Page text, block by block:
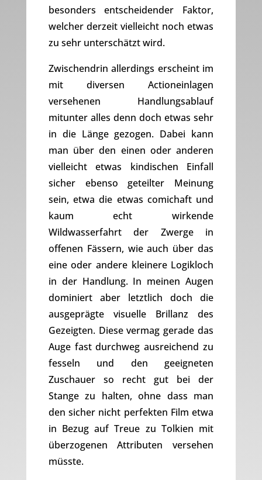
besonders entscheidender Faktor,
welcher derzeit vielleicht noch etwas
zu sehr unterschätzt wird.
Zwischendrin allerdings erscheint im
mit diversen Actioneinlagen
versehenen Handlungsablauf
mitunter alles denn doch etwas sehr
in die Länge gezogen. Dabei kann
man über den einen oder anderen
vielleicht etwas kindischen Einfall
sicher ebenso geteilter Meinung
sein, etwa die etwas comichaft und
kaum echt wirkende
Wildwasserfahrt der Zwerge in
offenen Fässern, wie auch über das
eine oder andere kleinere Logikloch
in der Handlung. In meinen Augen
dominiert aber letztlich doch die
ausgeprägte visuelle Brillanz des
Gezeigten. Diese vermag gerade das
Auge fast durchweg ausreichend zu
fesseln und den geeigneten
Zuschauer so recht gut bei der
Stange zu halten, ohne dass man
den sicher nicht perfekten Film etwa
in Bezug auf Treue zu Tolkien mit
überzogenen Attributen versehen
müsste.